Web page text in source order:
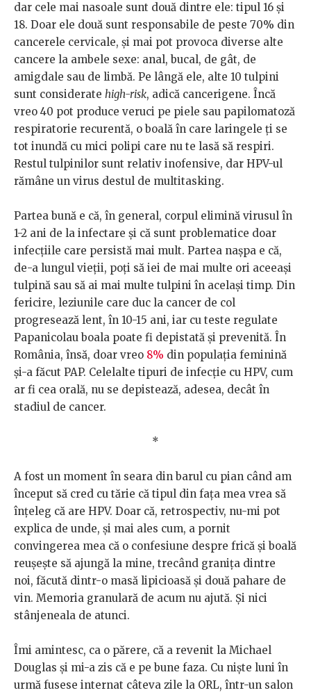
dar cele mai nasoale sunt două dintre ele: tipul 16 și
18. Doar ele două sunt responsabile de peste 70% din
cancerele cervicale, și mai pot provoca diverse alte
cancere la ambele sexe: anal, bucal, de gât, de
amigdale sau de limbă. Pe lângă ele, alte 10 tulpini
sunt considerate high-risk, adică cancerigene. Încă
vreo 40 pot produce veruci pe piele sau papilomatoză
respiratorie recurentă, o boală în care laringele ți se
tot inundă cu mici polipi care nu te lasă să respiri.
Restul tulpinilor sunt relativ inofensive, dar HPV-ul
rămâne un virus destul de multitasking.
Partea bună e că, în general, corpul elimină virusul în
1-2 ani de la infectare și că sunt problematice doar
infecțiile care persistă mai mult. Partea nașpa e că,
de-a lungul vieții, poți să iei de mai multe ori aceeași
tulpină sau să ai mai multe tulpini în același timp. Din
fericire, leziunile care duc la cancer de col
progresează lent, în 10-15 ani, iar cu teste regulate
Papanicolau boala poate fi depistată și prevenită. În
România, însă, doar vreo 8% din populația feminină
și-a făcut PAP. Celelalte tipuri de infecție cu HPV, cum
ar fi cea orală, nu se depistează, adesea, decât în
stadiul de cancer.
*
A fost un moment în seara din barul cu pian când am
început să cred cu tărie că tipul din fața mea vrea să
înțeleg că are HPV. Doar că, retrospectiv, nu-mi pot
explica de unde, și mai ales cum, a pornit
convingerea mea că o confesiune despre frică și boală
reușește să ajungă la mine, trecând granița dintre
noi, făcută dintr-o masă lipicioasă și două pahare de
vin. Memoria granulară de acum nu ajută. Și nici
stânjeneala de atunci.
Îmi amintesc, ca o părere, că a revenit la Michael
Douglas și mi-a zis că e pe bune faza. Cu niște luni în
urmă fusese internat câteva zile la ORL, într-un salon